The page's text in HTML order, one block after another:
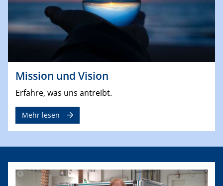
Mission und Vision
Erfahre, was uns antreibt.
Mehr lesen